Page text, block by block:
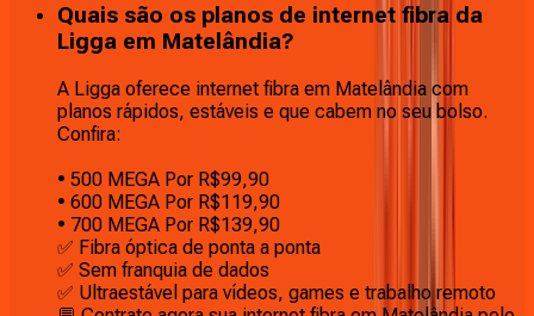
Quais são os planos de internet fibra da
Ligga em Matelândia?
A Ligga oferece internet fibra em Matelândia com
planos rápidos, estáveis e que cabem no seu bolso.
Confira:
• 500 MEGA Por R$99,90
• 600 MEGA Por R$119,90
• 700 MEGA Por R$139,90
✅ Fibra óptica de ponta a ponta
✅ Sem franquia de dados
✅ Ultraestável para vídeos, games e trabalho remoto